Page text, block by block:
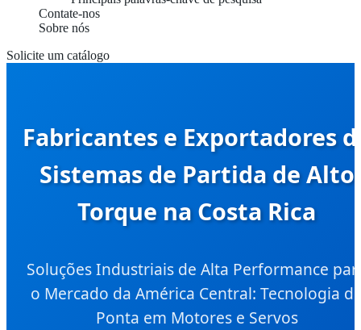
Contate-nos
Sobre nós
Solicite um catálogo
Fabricantes e Exportadores
Sistemas de Partida de Alto
Torque na Costa Rica
Soluções Industriais de Alta Performance
o Mercado da América Central: Tecnologia
Ponta em Motores e Servos